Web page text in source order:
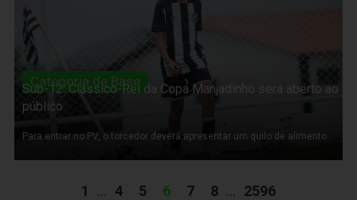
Categoria de Base
Sub-12: Clássico-Rei da Copa Manjadinho será aberto ao
público
Para entrar no PV, o torcedor deverá apresentar um quilo de alimento
1 ... 4 5 6 7 8 ... 2596